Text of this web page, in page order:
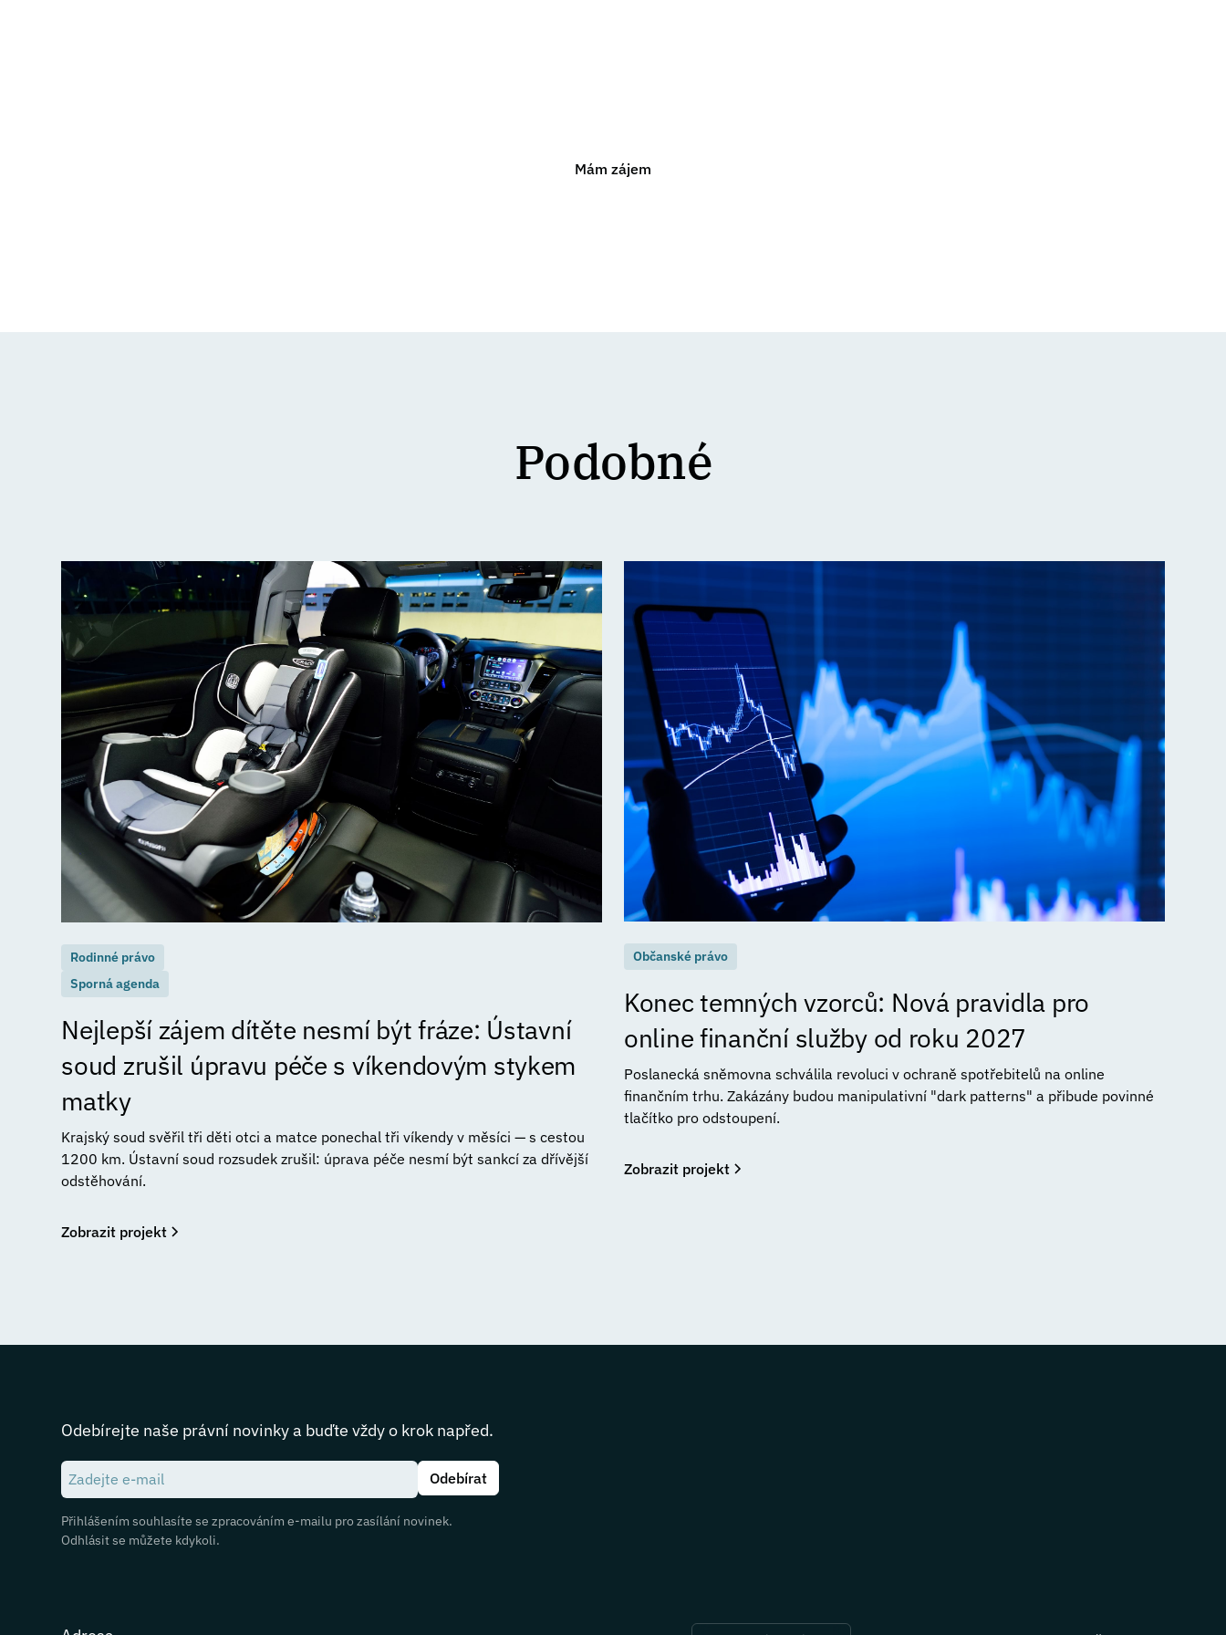
Mám zájem
Podobné
Rodinné právo
Sporná agenda
Nejlepší zájem dítěte nesmí být fráze: Ústavní
soud zrušil úpravu péče s víkendovým stykem
matky
Krajský soud svěřil tři děti otci a matce ponechal tři víkendy v měsíci — s cestou
1200 km. Ústavní soud rozsudek zrušil: úprava péče nesmí být sankcí za dřívější
odstěhování.
Zobrazit projekt
Občanské právo
Konec temných vzorců: Nová pravidla pro
online finanční služby od roku 2027
Poslanecká sněmovna schválila revoluci v ochraně spotřebitelů na online
finančním trhu. Zakázány budou manipulativní "dark patterns" a přibude povinné
tlačítko pro odstoupení.
Zobrazit projekt
Odebírejte naše právní novinky a buďte vždy o krok napřed.
Přihlášením souhlasíte se zpracováním e-mailu pro zasílání novinek.
Odhlásit se můžete kdykoli.